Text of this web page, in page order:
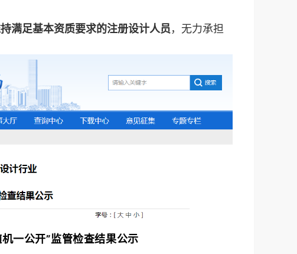
满足基本资质要求的注册设计人员 ，无力承担
一公开”监管检查结果公示